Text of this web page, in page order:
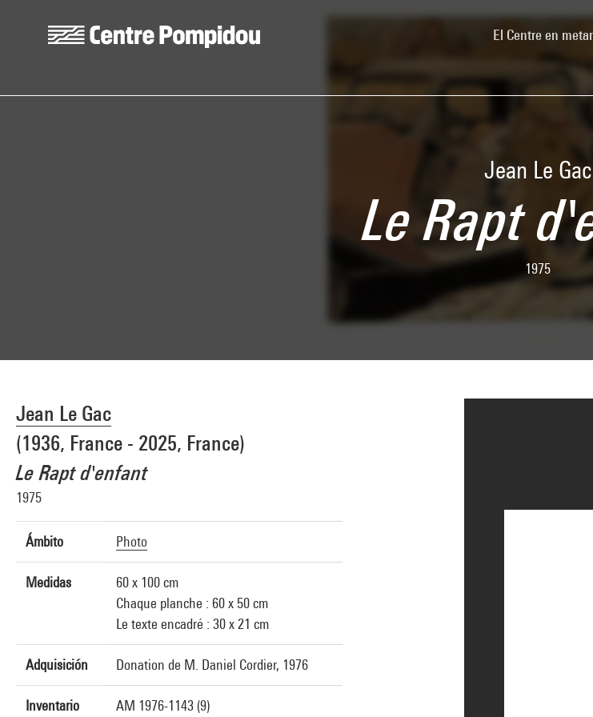
El Centre en
Jean Le Gac
Le Rapt
1975
Jean Le Gac
(1936, France - 2025, France)
Le Rapt d'enfant
1975
Ámbito Photo
Medidas
60 x 100 cm
Chaque planche : 60 x 50 cm
Le texte encadré : 30 x 21 cm
Adquisición Donation de M. Daniel Cordier, 1976
Inventario AM 1976-1143 (9)